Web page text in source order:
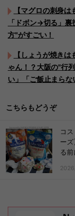
【マグロの刺身
「ドボン→切る」
方"がすごい！
【しょうが焼き
ゃん！？大阪の"行
い」「ご飯止まら
こちらもどうぞ
コ
ー
る